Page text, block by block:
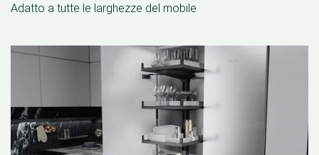
Adatto a tutte le larghezze del mobile